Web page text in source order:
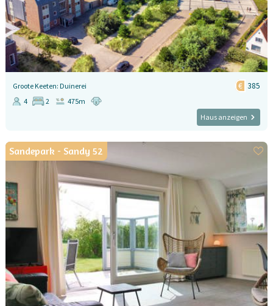
Groote Keeten: Duinerei 385
4 2
475m
Haus anzeigen
Sandepark - Sandy 52